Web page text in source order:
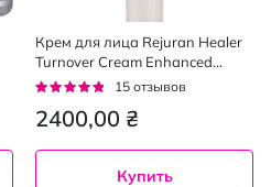
Крем для лица Rejuran Healer
Turnover Cream Enhanced
восстанавливающий 50 мл
Рейтинг:
15 отзывов
2400,00 ₴
Купить